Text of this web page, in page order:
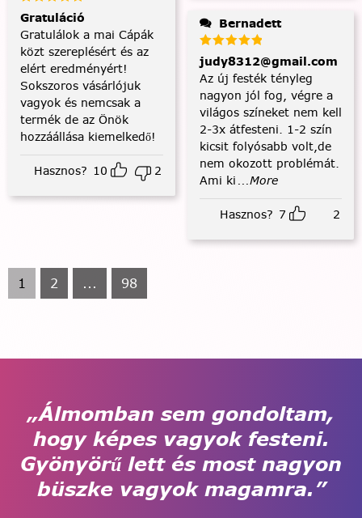
Gratuláció
Gratulálok a mai Cápák
közt szereplésért és az
elért eredményért!
Sokszoros vásárlójuk
vagyok és nemcsak a
termék de az Önök
hozzáállása kiemelkedő!
Hasznos? 10 2
Bernadett
judy8312@gmail.com
Az új festék tényleg
nagyon jól fog, végre a
világos színeket nem kell
2-3x átfesteni. 1-2 szín
kicsit folyósabb volt,de
nem okozott problémát.
Ami ki ...More
Hasznos? 7 2
1 2 ... 98
„Álmomban sem gondoltam,
hogy képes vagyok festeni.
Gyönyörű lett és most nagyon
büszke vagyok magamra.”